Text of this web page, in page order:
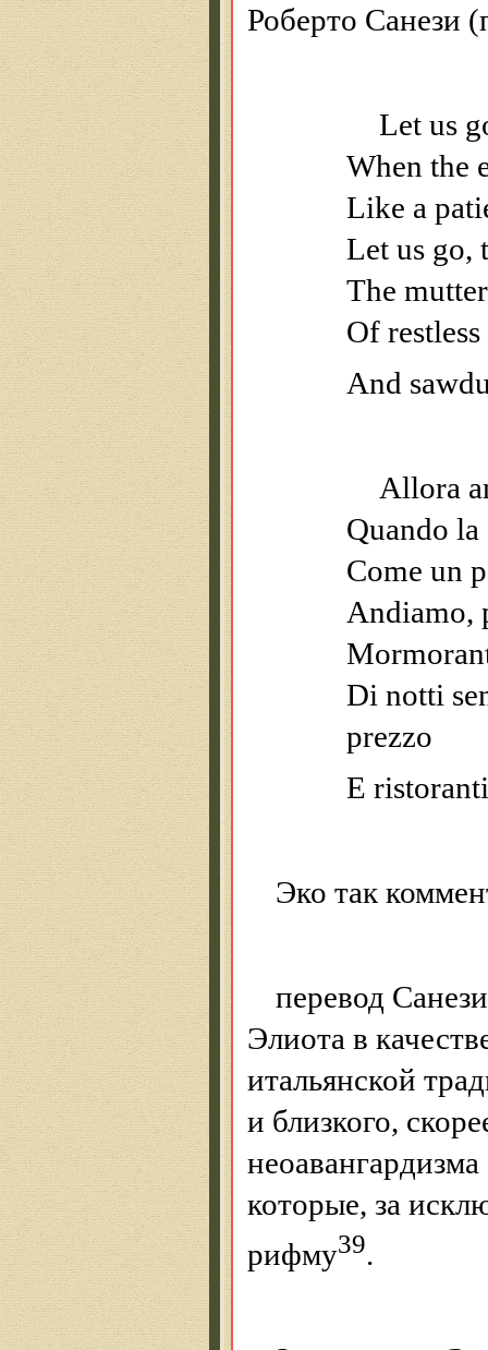
Роберто Санези
Let us
When the
Like a
Let us go,
The
Of
And
Allora
Quando
Come un
Andiamo,
Di notti
prezzo
E
Эко так
перевод
Элиота в
итальянской
и близкого,
которые, за
рифму39.